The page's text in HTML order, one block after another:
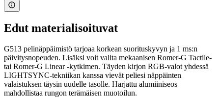
Edut materialisoituvat
G513 pelinäppäimistö tarjoaa korkean suorituskyvyn ja 1 ms:n
päivitysnopeuden. Lisäksi voit valita mekaanisen Romer-G Tactile-
tai Romer-G Linear -kytkimen. Täyden kirjon RGB-valot yhdessä
LIGHTSYNC-tekniikan kanssa vievät peliesi näppäinten
valaistuksen täysin uudelle tasolle. Harjattu alumiiniseos
mahdollistaa rungon terämäisen muotoilun.